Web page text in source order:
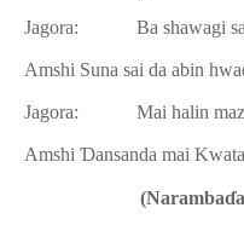
Jagora: Ba shawagi
Amshi Suna sai da abin hwa
Jagora: Mai halin
Amshi Ɗansanda mai
(Narambaɗ